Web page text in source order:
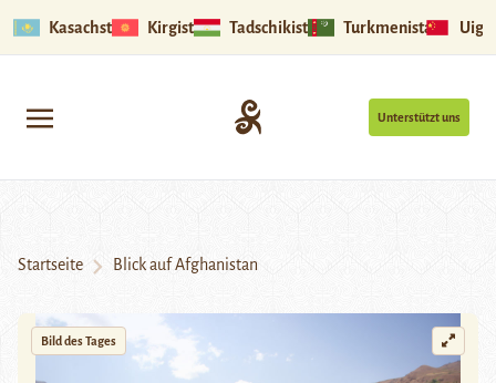
Kasachstan Kirgistan Tadschikistan Turkmenistan
Unterstützt uns
Startseite Blick auf Afghanistan
Bild des Tages